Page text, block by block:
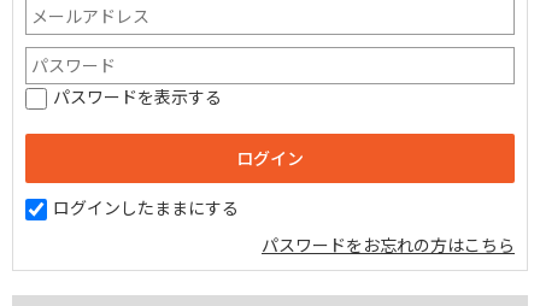
パスワードを表示する
ログインしたままにする
パスワードをお忘れの方はこちら